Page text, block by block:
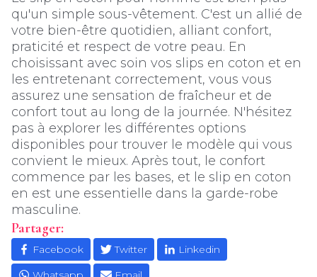
qu'un simple sous-vêtement. C'est un allié de
votre bien-être quotidien, alliant confort,
praticité et respect de votre peau. En
choisissant avec soin vos slips en coton et en
les entretenant correctement, vous vous
assurez une sensation de fraîcheur et de
confort tout au long de la journée. N'hésitez
pas à explorer les différentes options
disponibles pour trouver le modèle qui vous
convient le mieux. Après tout, le confort
commence par les bases, et le slip en coton
en est une essentielle dans la garde-robe
masculine.
Partager:
Facebook Twitter
Linkedin